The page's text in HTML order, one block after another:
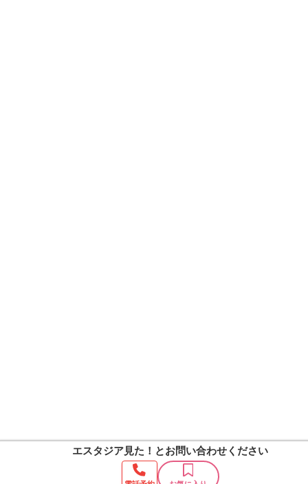
エスタジア見た！ とお問い合わせください